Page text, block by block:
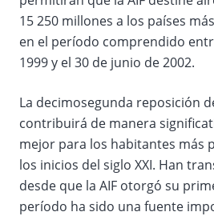
15 250 millones a los países
en el período comprendido
1999 y el 30 de junio de 2002.
La decimosegunda reposición
contribuirá de manera
mejor para los habitantes más
los inicios del siglo XXI. Han
desde que la AIF otorgó su
período ha sido una fuente